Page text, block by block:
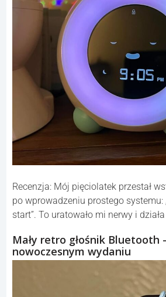
Recenzja: Mój pięciolatek przestał
po wprowadzeniu prostego systemu:
start”. To uratowało mi nerwy i
Mały retro głośnik
nowoczesnym wydaniu